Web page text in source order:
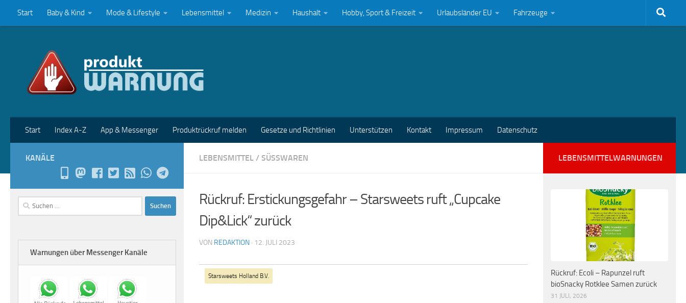
Zum Inhalt springen
Start Baby & Kind Mode & Lifestyle Lebensmittel Medizin Haushalt Hobby, Sport & Freizeit Urlaubsländer EU Fahrzeuge
Start Index A-Z App & Messenger Produktrückruf melden Gesetze und Richtlinien Unterstützen Kontakt Impressum Datenschutz
LEBENSMITTEL / SÜSSWAREN
Rückruf: Erstickungsgefahr – Starsweets ruft „Cupcake
Dip&Lick“ zurück
VON REDAKTION · 12. JULI 2023
Starsweets Holland B.V.
KANÄLE
Suchen
nach:
Warnungen über Messenger Kanäle
LEBENSMITTELWARNUNGEN
Rückruf: Ecoli – Rapunzel ruft
bioSnacky Rotklee Samen zurück
31 JULI, 2026